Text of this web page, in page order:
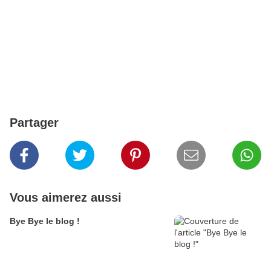
Partager
Vous aimerez aussi
Bye Bye le blog !